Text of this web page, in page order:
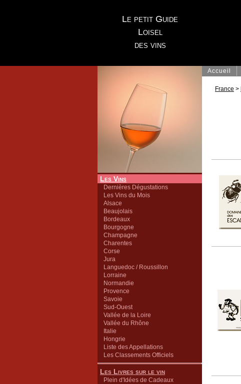
Le petit Guide
Loisel
des vins
Les Vins
Dernières Dégustations
Les Vins du Mois
Alsace
Beaujolais
Bordeaux
Bourgogne
Champagne
Charentes
Corse
Jura
Languedoc / Roussillon
Lorraine
Normandie
Provence
Savoie
Sud-Ouest
Vallée de la Loire
Vallée du Rhône
Italie
Hongrie
Liste des Appellations
Les Classements Officiels
Les Livres sur le vin
Plein d'Idées de Cadeaux
Accueil
France >